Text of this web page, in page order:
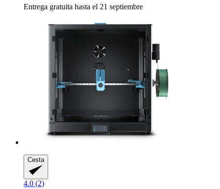
Entrega gratuita hasta el 21 septiembre
Cesta
4.0 (2)